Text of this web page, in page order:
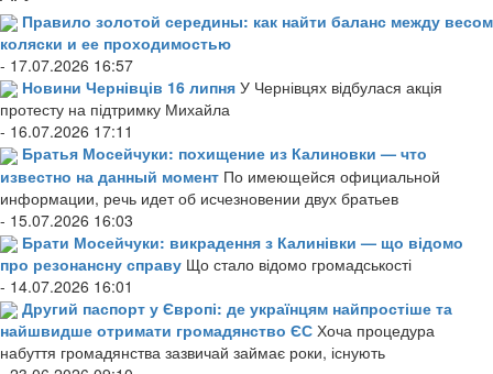
Правило золотой середины: как найти баланс между весом
коляски и ее проходимостью
- 17.07.2026 16:57
Новини Чернівців 16 липня У Чернівцях відбулася акція
протесту на підтримку Михайла
- 16.07.2026 17:11
Братья Мосейчуки: похищение из Калиновки — что
известно на данный момент По имеющейся официальной
информации, речь идет об исчезновении двух братьев
- 15.07.2026 16:03
Брати Мосейчуки: викрадення з Калинівки — що відомо
про резонансну справу Що стало відомо громадськості
- 14.07.2026 16:01
Другий паспорт у Європі: де українцям найпростіше та
найшвидше отримати громадянство ЄС Хоча процедура
набуття громадянства зазвичай займає роки, існують